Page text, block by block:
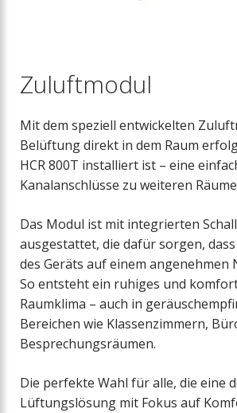
Zuluftmodul
Mit dem speziell entwickelten
Belüftung direkt in dem Raum
HCR 800T installiert ist – eine
Kanalanschlüsse zu weiteren
Das Modul ist mit integrierten
ausgestattet, die dafür sorgen, dass
des Geräts auf einem angenehmen
So entsteht ein ruhiges und
Raumklima – auch in
Bereichen wie Klassenzimmern,
Besprechungsräumen.
Die perfekte Wahl für alle, die eine
Lüftungslösung mit Fokus auf